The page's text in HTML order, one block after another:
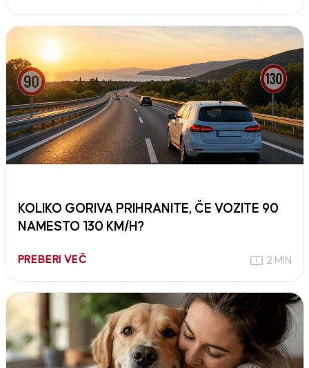
KOLIKO GORIVA PRIHRANITE, ČE VOZITE 90
NAMESTO 130 KM/H?
PREBERI VEČ 2 MIN